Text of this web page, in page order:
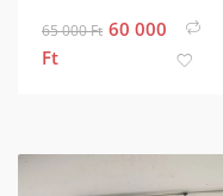
65 000Ft 60 000
Ft